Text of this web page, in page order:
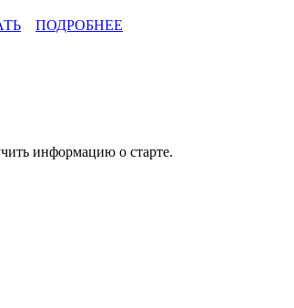
ПОДРОБНЕЕ
информацию о старте.